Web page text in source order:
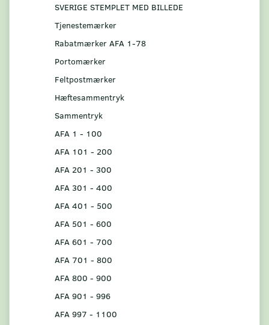
SVERIGE STEMPLET MED BILLEDE
Tjenestemærker
Rabatmærker AFA 1-78
Portomærker
Feltpostmærker
Hæftesammentryk
Sammentryk
AFA 1 - 100
AFA 101 - 200
AFA 201 - 300
AFA 301 - 400
AFA 401 - 500
AFA 501 - 600
AFA 601 - 700
AFA 701 - 800
AFA 800 - 900
AFA 901 - 996
AFA 997 - 1100